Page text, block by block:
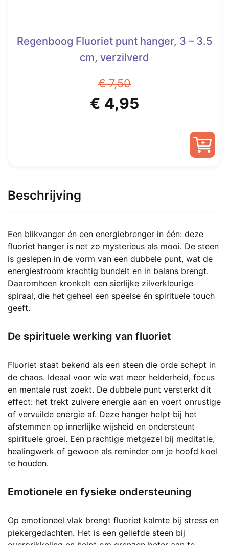
Regenboog Fluoriet punt hanger, 3 – 3.5
cm, verzilverd
€7,50
Oorspronkelijke
€ 4,95
Beschrijving
Een blikvanger én een energiebrenger in één: deze
fluoriet hanger is net zo mysterieus als mooi. De steen
is geslepen in de vorm van een dubbele punt, wat de
energiestroom krachtig bundelt en in balans brengt.
Daaromheen kronkelt een sierlijke zilverkleurige
spiraal, die het geheel een speelse én spirituele touch
geeft.
De spirituele werking van fluoriet
Fluoriet staat bekend als een steen die orde schept in
de chaos. Ideaal voor wie wat meer helderheid, focus
en mentale rust zoekt. De dubbele punt versterkt dit
effect: het trekt zuivere energie aan en voert onrustige
of vervuilde energie af. Deze hanger helpt bij het
afstemmen op innerlijke wijsheid en ondersteunt
spirituele groei. Een prachtige metgezel bij meditatie,
healingwerk of gewoon als reminder om je hoofd koel
te houden.
Emotionele en fysieke ondersteuning
Op emotioneel vlak brengt fluoriet kalmte bij stress en
piekergedachten. Het is een geliefde steen bij